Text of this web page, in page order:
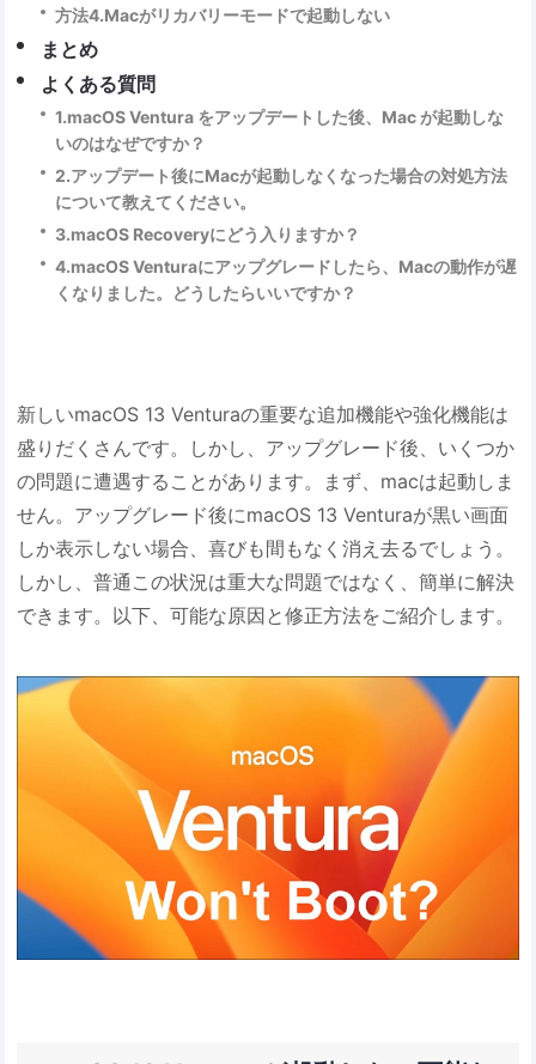
方法4.Macがリカバリーモードで起動しない
まとめ
よくある質問
1.macOS Ventura をアップデートした後、Mac が起動しな
いのはなぜですか？
2.アップデート後にMacが起動しなくなった場合の対処方法
について教えてください。
3.macOS Recoveryにどう入りますか？
4.macOS Venturaにアップグレードしたら、Macの動作が遅
くなりました。どうしたらいいですか？
新しいmacOS 13 Venturaの重要な追加機能や強化機能は
盛りだくさんです。しかし、アップグレード後、いくつか
の問題に遭遇することがあります。まず、macは起動しま
せん。アップグレード後にmacOS 13 Venturaが黒い画面
しか表示しない場合、喜びも間もなく消え去るでしょう。
しかし、普通この状況は重大な問題ではなく、簡単に解決
できます。以下、可能な原因と修正方法をご紹介します。